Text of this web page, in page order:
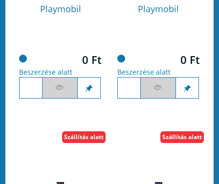
Playmobil
0 Ft
Beszerzése alatt
Playmobil
0 Ft
Beszerzése alatt
Szállítás alatt Szállítás alatt